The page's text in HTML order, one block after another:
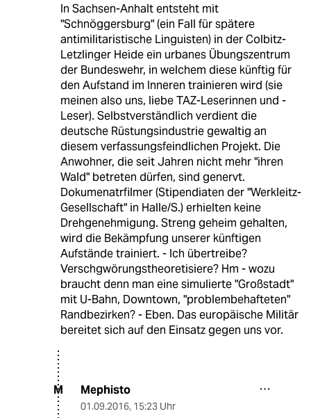
In Sachsen-Anhalt entsteht mit
"Schnöggersburg" (ein Fall für spätere
antimilitaristische Linguisten) in der Colbitz-
Letzlinger Heide ein urbanes Übungszentrum
der Bundeswehr, in welchem diese künftig für
den Aufstand im Inneren trainieren wird (sie
meinen also uns, liebe TAZ-Leserinnen und -
Leser). Selbstverständlich verdient die
deutsche Rüstungsindustrie gewaltig an
diesem verfassungsfeindlichen Projekt. Die
Anwohner, die seit Jahren nicht mehr "ihren
Wald" betreten dürfen, sind genervt.
Dokumenatrfilmer (Stipendiaten der "Werkleitz-
Gesellschaft" in Halle/S.) erhielten keine
Drehgenehmigung. Streng geheim gehalten,
wird die Bekämpfung unserer künftigen
Aufstände trainiert. - Ich übertreibe?
Verschgwörungstheoretisiere? Hm - wozu
braucht denn man eine simulierte "Großstadt"
mit U-Bahn, Downtown, "problembehafteten"
Randbezirken? - Eben. Das europäische Militär
bereitet sich auf den Einsatz gegen uns vor.
M Mephisto
01.09.2016, 15:23 Uhr